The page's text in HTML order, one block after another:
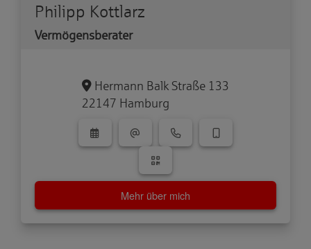
Philipp Kottlarz
Vermögensberater
Hermann Balk Straße 133
22147 Hamburg
Mehr über mich